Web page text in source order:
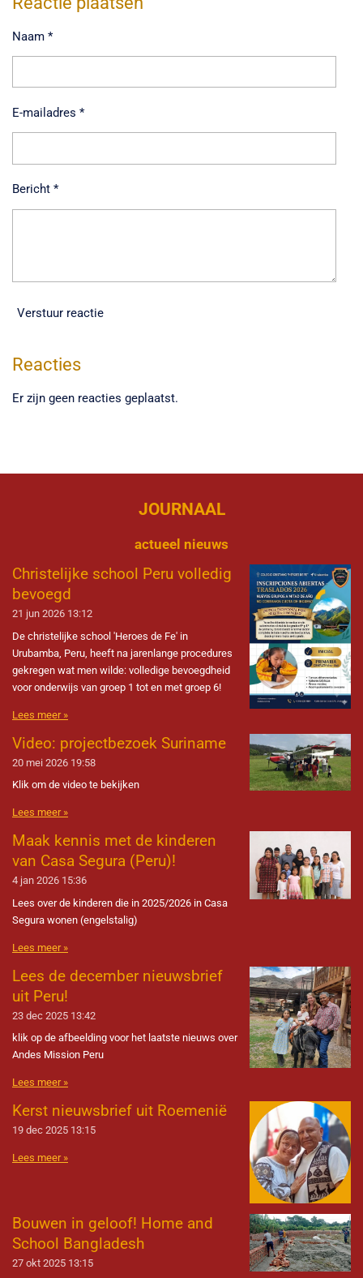
n
e
n
Naam *
E-mailadres *
Bericht *
Verstuur reactie
Reacties
Er zijn geen reacties geplaatst.
JOURNAAL
actueel nieuws
Christelijke school Peru volledig
bevoegd
21 jun 2026 13:12
De christelijke school 'Heroes de Fe' in
Urubamba, Peru, heeft na jarenlange procedures
gekregen wat men wilde: volledige bevoegdheid
voor onderwijs van groep 1 tot en met groep 6!
Lees meer »
Video: projectbezoek Suriname
20 mei 2026 19:58
Klik om de video te bekijken
Lees meer »
Maak kennis met de kinderen
van Casa Segura (Peru)!
4 jan 2026 15:36
Lees over de kinderen die in 2025/2026 in Casa
Segura wonen (engelstalig)
Lees meer »
Lees de december nieuwsbrief
uit Peru!
23 dec 2025 13:42
klik op de afbeelding voor het laatste nieuws over
Andes Mission Peru
Lees meer »
Kerst nieuwsbrief uit Roemenië
19 dec 2025 13:15
Lees meer »
Bouwen in geloof! Home and
School Bangladesh
27 okt 2025 13:15